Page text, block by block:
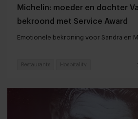
Michelin: moeder en dochter
bekroond met Service Award
Emotionele bekroning voor Sandra en
Restaurants Hospitality